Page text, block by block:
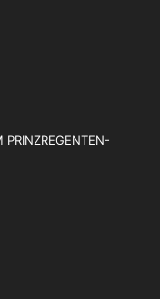
PRINZREGENTEN-